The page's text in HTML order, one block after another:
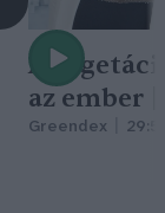
A
az ember
Greendex